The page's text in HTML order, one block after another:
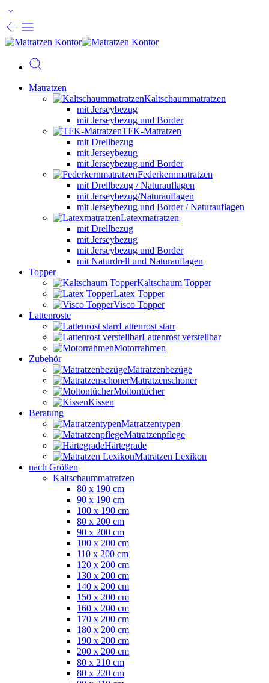
Matratzen
Kaltschaummatratzen
mit Jerseybezug
mit Jerseybezug und Border
TFK-Matratzen
mit Drellbezug
mit Jerseybezug
mit Jerseybezug und Border
Federkernmatratzen
mit Drellbezug / Naturauflagen
mit Jerseybezug/Naturauflagen
mit Jerseybezug und Border / Naturauflagen
Latexmatratzen
mit Drellbezug
mit Jerseybezug
mit Jerseybezug und Border
mit Naturdrell und Naturauflagen
Topper
Kaltschaum Topper
Latex Topper
Visco Topper
Lattenroste
Lattenrost starr
Lattenrost verstellbar
Motorrahmen
Zubehör
Matratzenbezüge
Matratzenschoner
Moltontücher
Kissen
Beratung
Matratzentypen
Matratzenpflege
Härtegrade
Matratzen Lexikon
nach Größen
Kaltschaummatratzen
80 x 190 cm
90 x 190 cm
100 x 190 cm
80 x 200 cm
90 x 200 cm
100 x 200 cm
110 x 200 cm
120 x 200 cm
130 x 200 cm
140 x 200 cm
150 x 200 cm
160 x 200 cm
170 x 200 cm
180 x 200 cm
190 x 200 cm
200 x 200 cm
80 x 210 cm
80 x 220 cm